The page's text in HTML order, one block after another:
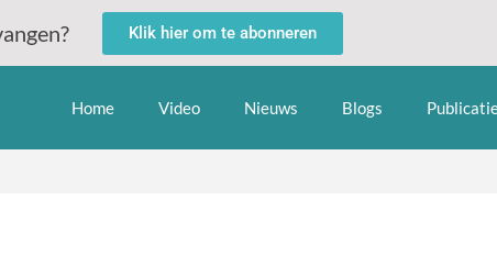
Klik hier om te abonneren
Home Video Nieuws Blogs